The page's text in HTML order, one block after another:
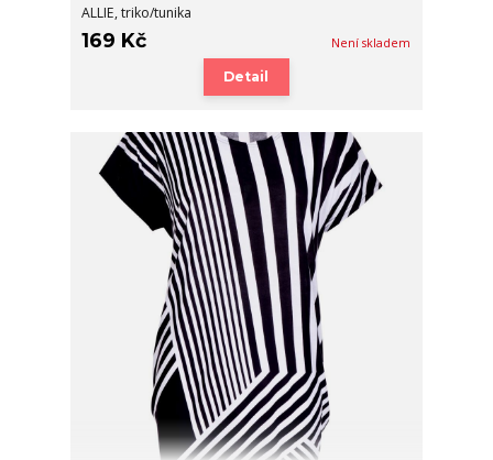
ALLIE, triko/tunika
169 Kč Není skladem
Detail